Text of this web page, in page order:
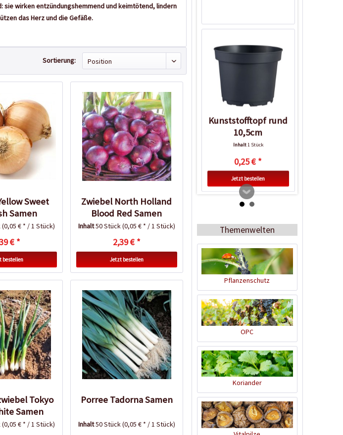
sie wirken entzündungshemmend und keimtötend, lindern
das Herz und die Gefäße.
Sortierung:
Sweet
Samen
(0,05 € * / 1 Stück)
€ *
bestellen
Zwiebel North Holland
Blood Red Samen
Inhalt50 Stück (0,05 € * / 1 Stück)
2,39 € *
Jetzt bestellen
Tokyo
Samen
(0,05 € * / 1 Stück)
Porree Tadorna Samen
Inhalt50 Stück(0,05 € * / 1 Stück)
Kunststofftopf rund
10,5cm
Inhalt1 Stück
0,25 € *
Jetzt bestellen
Horngrieß
Inhalt1 Kilogramm
4,99 € *
Jetzt bestellen
Wissen
Themenwelten
Pflanzenschutz
OPC
Koriander